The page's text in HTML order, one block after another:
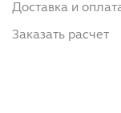
Доставка и
Заказать расчет